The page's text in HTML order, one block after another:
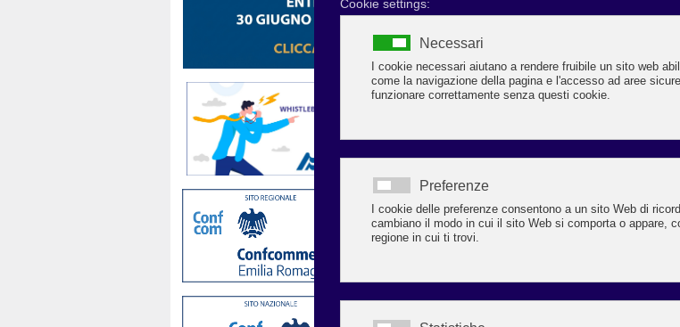
SI CONCRETIZZA LA
CONFCOMMERCIO E
In autostrada due cartelli
di informazione
Si tratta di due cartelli di 8 mq l’uno posizionati nella
Imola e da Faenza). Ora al lavoro per sostituire la
messaggi di accoglienza turistica.